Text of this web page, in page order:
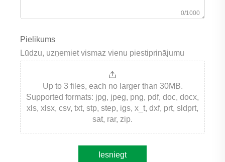
0/1000
Pielikums
Lūdzu, uzņemiet vismaz vienu piestiprinājumu
Up to 3 files, each no larger than 30MB.
Supported formats: jpg, jpeg, png, pdf, doc, docx,
xls, xlsx, csv, txt, stp, step, igs, x_t, dxf, prt, sldprt,
sat, rar, zip.
Iesniegt